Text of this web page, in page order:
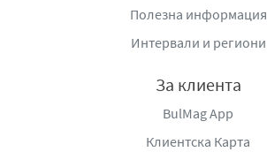
Полезна информация
Интервали и региони
За клиента
BulMag App
Клиентска Карта